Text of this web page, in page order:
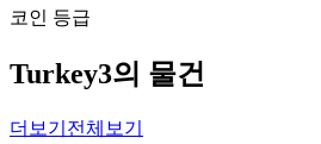
코인 등급
Turkey3의 물건
더보기 전체보기